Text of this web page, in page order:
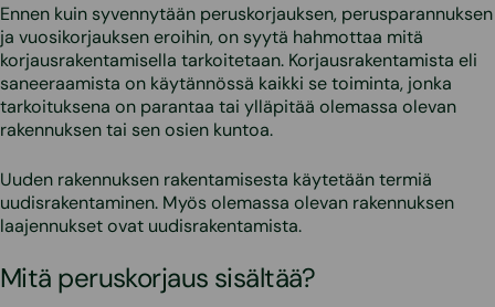
Ennen kuin syvennytään peruskorjauksen, perusparannuksen
ja vuosikorjauksen eroihin, on syytä hahmottaa mitä
korjausrakentamisella tarkoitetaan. Korjausrakentamista eli
saneeraamista on käytännössä kaikki se toiminta, jonka
tarkoituksena on parantaa tai ylläpitää olemassa olevan
rakennuksen tai sen osien kuntoa.
Uuden rakennuksen rakentamisesta käytetään termiä
uudisrakentaminen. Myös olemassa olevan rakennuksen
laajennukset ovat uudisrakentamista.
Mitä peruskorjaus sisältää?